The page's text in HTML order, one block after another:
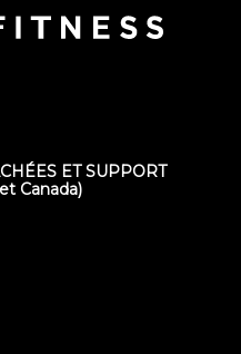
ET SUPPORT
Canada)